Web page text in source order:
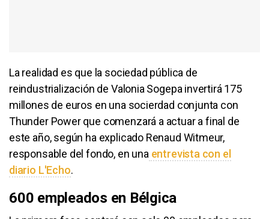
La realidad es que la sociedad pública de
reindustrialización de Valonia Sogepa invertirá 175
millones de euros en una socierdad conjunta con
Thunder Power que comenzará a actuar a final de
este año, según ha explicado Renaud Witmeur,
responsable del fondo, en una entrevista con el
diario L'Echo.
600 empleados en Bélgica